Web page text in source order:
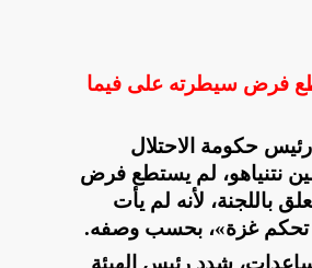
فرض سيطرته على فيما
حكومة الاحتلال
نتنياهو، لم يستطع فرض
باللجنة، لأنه لم يأت
تحكم غزة»، بحسب وصفه.
شدد رئيس الهيئة